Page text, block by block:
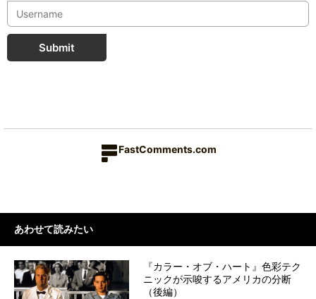
Submit
FastComments.com
あわせて読みたい
『カラー・オブ・ハート』色彩テク
ニックが示唆するアメリカの分断
（後編）